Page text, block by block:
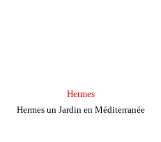
Hermes
Hermes un Jardin en Méditerranée